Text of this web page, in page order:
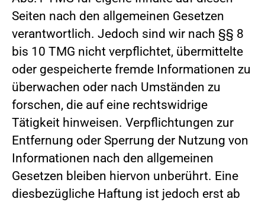
Seiten nach den allgemeinen Gesetzen
verantwortlich. Jedoch sind wir nach §§ 8
bis 10 TMG nicht verpflichtet, übermittelte
oder gespeicherte fremde Informationen zu
überwachen oder nach Umständen zu
forschen, die auf eine rechtswidrige
Tätigkeit hinweisen. Verpflichtungen zur
Entfernung oder Sperrung der Nutzung von
Informationen nach den allgemeinen
Gesetzen bleiben hiervon unberührt. Eine
diesbezügliche Haftung ist jedoch erst ab